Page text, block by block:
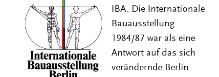
IBA. Die Internationale
Bauausstellung
1984/87 war als eine
Antwort auf das sich
verändernde Berlin